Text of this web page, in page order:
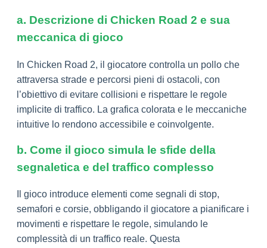
a. Descrizione di Chicken Road 2 e sua
meccanica di gioco
In Chicken Road 2, il giocatore controlla un pollo che
attraversa strade e percorsi pieni di ostacoli, con
l’obiettivo di evitare collisioni e rispettare le regole
implicite di traffico. La grafica colorata e le meccaniche
intuitive lo rendono accessibile e coinvolgente.
b. Come il gioco simula le sfide della
segnaletica e del traffico complesso
Il gioco introduce elementi come segnali di stop,
semafori e corsie, obbligando il giocatore a pianificare i
movimenti e rispettare le regole, simulando le
complessità di un traffico reale. Questa